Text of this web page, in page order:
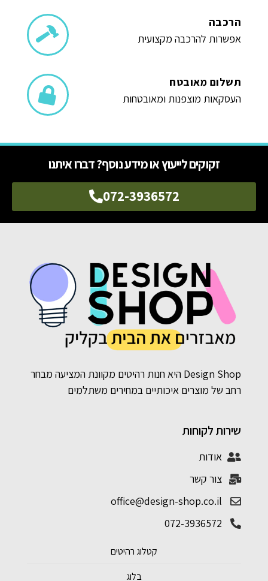
הרכבה
אפשרות להרכבה מקצועית
תשלום מאובטח
העסקאות מוצפנות ומאובטחות
זקוקים לייעוץ או מידע נוסף? דברו איתנו
072-3936572
Design Shop היא חנות רהיטים מקוונת המציעה מבחר
רחב של מוצרים איכותיים במחירים משתלמים
שירות לקוחות
אודות
צור קשר
office@design-shop.co.il
072-3936572
קטלוג רהיטים
בלוג